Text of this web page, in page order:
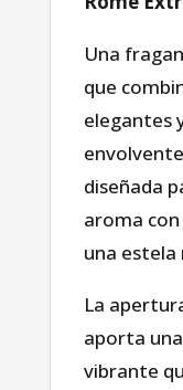
Una
que
elegantes
diseñada
aroma
una
La
aporta
vibrante